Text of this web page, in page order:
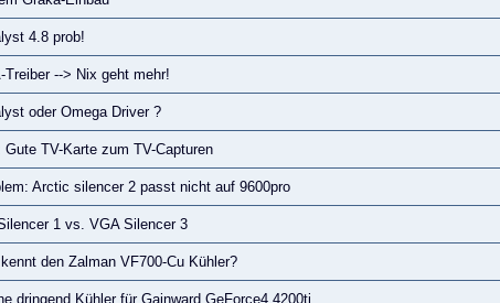
4.8 prob!
Treiber --> Nix geht mehr!
oder Omega Driver ?
Gute TV-Karte zum TV-Capturen
Arctic silencer 2 passt nicht auf 9600pro
1 vs. VGA Silencer 3
den Zalman VF700-Cu Kühler?
dringend Kühler für Gainward GeForce4 4200ti